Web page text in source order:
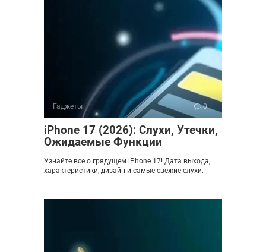
Гаджеты 0
iPhone 17 (2026): Слухи, Утечки,
Ожидаемые Функции
Узнайте все о грядущем iPhone 17! Дата выхода,
характеристики, дизайн и самые свежие слухи.